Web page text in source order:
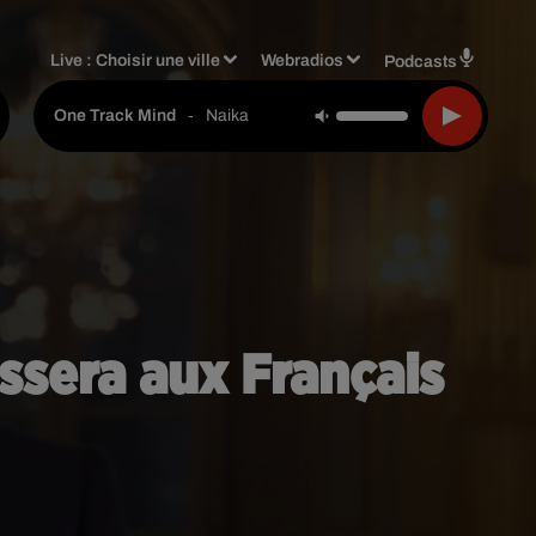
Live :Choisir une ville Webradios Podcasts
One Track Mind - Naika
aux Français